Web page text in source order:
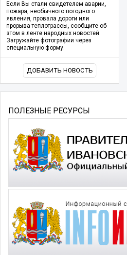
Если Вы стали свидетелем аварии,
пожара, необычного погодного
явления, провала дороги или
прорыва теплотрассы, сообщите об
этом в ленте народных новостей.
Загружайте фотографии через
специальную форму.
ДОБАВИТЬ НОВОСТЬ
ПОЛЕЗНЫЕ РЕСУРСЫ